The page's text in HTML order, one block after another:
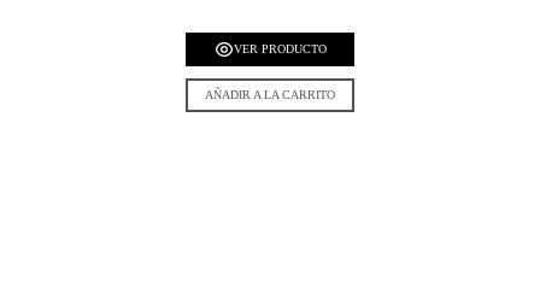
VER PRODUCTO
AÑADIR A LA CARRITO